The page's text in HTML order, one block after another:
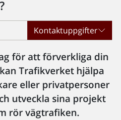
Kontaktuppgifter
för att förverkliga din
Trafikverket hjälpa
eller privatpersoner
utveckla sina projekt
rör vägtrafiken.